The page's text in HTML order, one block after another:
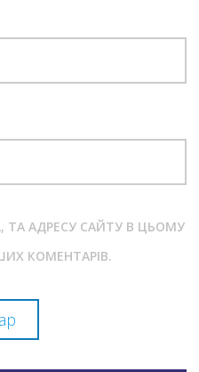
ТА АДРЕСУ САЙТУ В ЦЬОМУ
КОМЕНТАРІВ.